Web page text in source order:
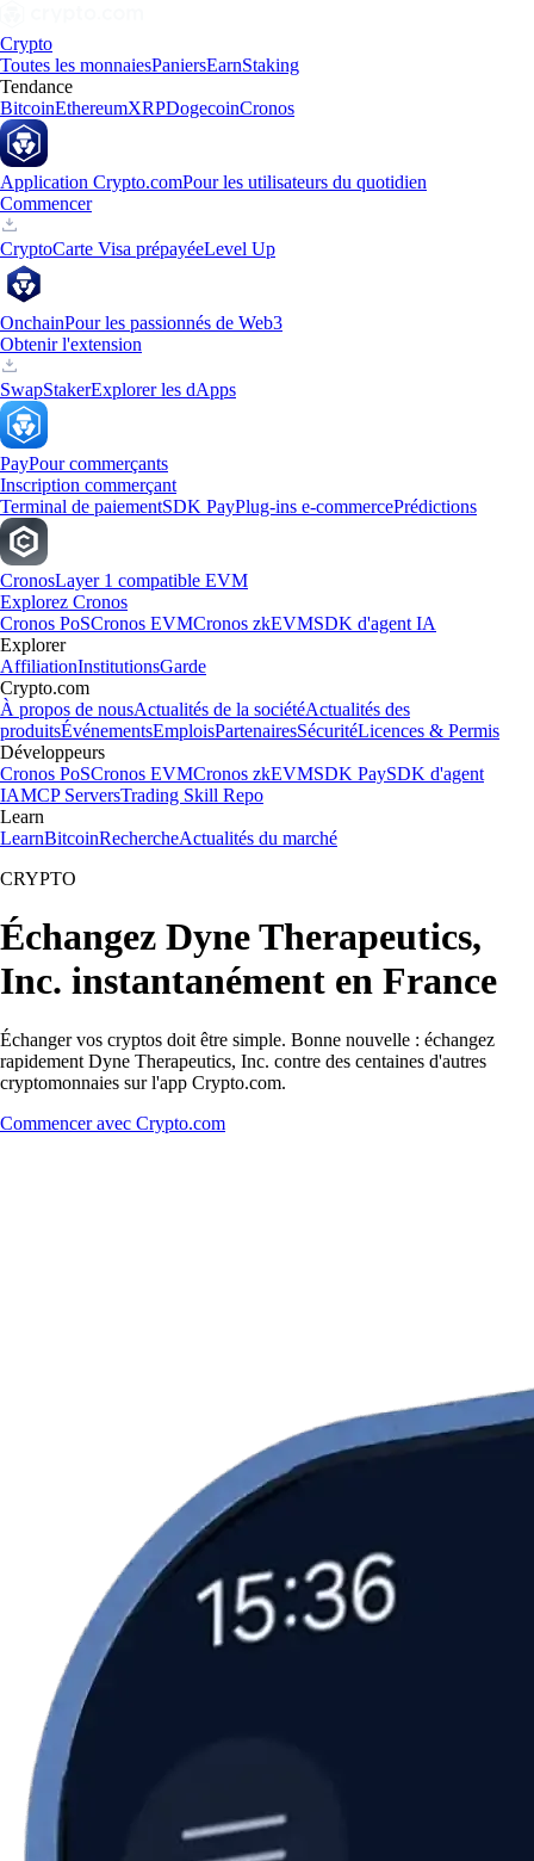
Crypto
Toutes les monnaiesPaniersEarnStaking
Tendance
BitcoinEthereumXRPDogecoinCronos
Application Crypto.comPour les utilisateurs du quotidien
Commencer
CryptoCarte Visa prépayéeLevel Up
OnchainPour les passionnés de Web3
Obtenir l'extension
SwapStakerExplorer les dApps
PayPour commerçants
Inscription commerçant
Terminal de paiementSDK PayPlug-ins e-commercePrédictions
CronosLayer 1 compatible EVM
Explorez Cronos
Cronos PoSCronos EVMCronos zkEVMSDK d'agent IA
Explorer
AffiliationInstitutionsGarde
Crypto.com
À propos de nousActualités de la sociétéActualités des
produitsÉvénementsEmploisPartenairesSécuritéLicences & Permis
Développeurs
Cronos PoSCronos EVMCronos zkEVMSDK PaySDK d'agent
IAMCP ServersTrading Skill Repo
Learn
LearnBitcoinRechercheActualités du marché
CRYPTO
Échangez Dyne Therapeutics,
Inc. instantanément en France
Échanger vos cryptos doit être simple. Bonne nouvelle : échangez
rapidement Dyne Therapeutics, Inc. contre des centaines d'autres
cryptomonnaies sur l'app Crypto.com.
Commencer avec Crypto.com